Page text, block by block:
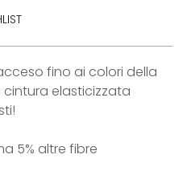
fino ai colori della
elasticizzata
5% altre fibre